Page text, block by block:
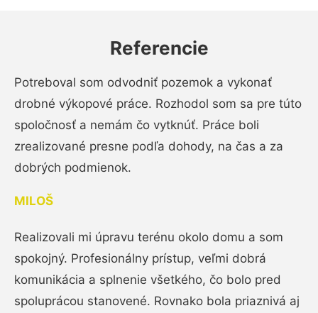
Referencie
Potreboval som odvodniť pozemok a vykonať
drobné výkopové práce. Rozhodol som sa pre túto
spoločnosť a nemám čo vytknúť. Práce boli
zrealizované presne podľa dohody, na čas a za
dobrých podmienok.
MILOŠ
Realizovali mi úpravu terénu okolo domu a som
spokojný. Profesionálny prístup, veľmi dobrá
komunikácia a splnenie všetkého, čo bolo pred
spoluprácou stanovené. Rovnako bola priaznivá aj